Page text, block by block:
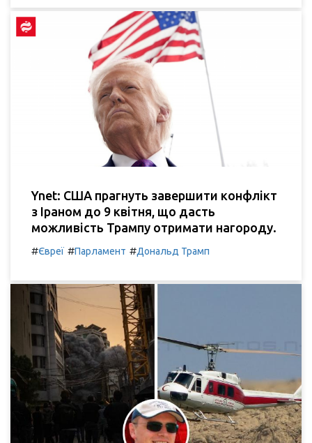
Ynet: США прагнуть завершити конфлікт
з Іраном до 9 квітня, що дасть
можливість Трампу отримати нагороду.
#Євреї #Парламент #Дональд Трамп